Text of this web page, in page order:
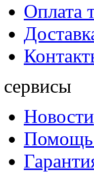
Оплата
сервисы
Новости
Помощь